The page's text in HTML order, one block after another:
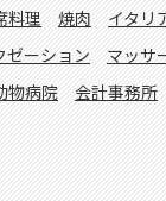
料理 焼肉 イタリ
ゼーション マッサ
物病院 会計事務所